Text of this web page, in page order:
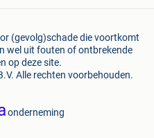
(gevolg)schade die voortkomt
wel uit fouten of ontbrekende
op deze site.
Alle rechten voorbehouden.
onderneming